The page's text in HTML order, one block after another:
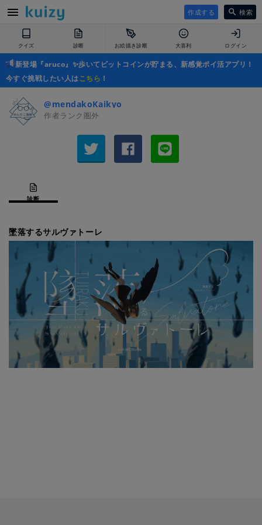
作成する 検索
クイズ 診断 お絵描き診断 大喜利 ログイン
新登場『aruco』✨歩いてビットコインが貯まる、新感覚ポイ活アプリ！
今すぐ挑戦したい人はこちら ！
@mendakoKaikyo
作者ランク圏外
診断
墜落するサルヴァトーレ